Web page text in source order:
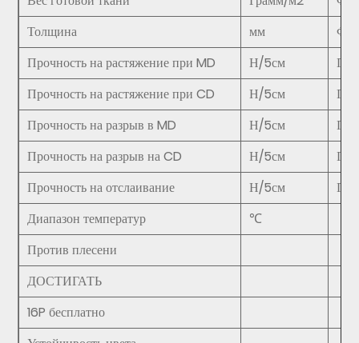
Толщина
мм
Прочность на растяжение при MD
Н/5см
ГБ/
Прочность на растяжение при CD
Н/5см
ГБ/
Прочность на разрыв в MD
Н/5см
ГБ/
Прочность на разрыв на CD
Н/5см
ГБ/
Прочность на отслаивание
Н/5см
ГБ/
Диапазон температур
℃
Против плесени
ДОСТИГАТЬ
16P бесплатно